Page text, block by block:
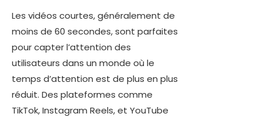
Les vidéos courtes, généralement de
moins de 60 secondes, sont parfaites
pour capter l’attention des
utilisateurs dans un monde où le
temps d’attention est de plus en plus
réduit. Des plateformes comme
TikTok, Instagram Reels, et YouTube